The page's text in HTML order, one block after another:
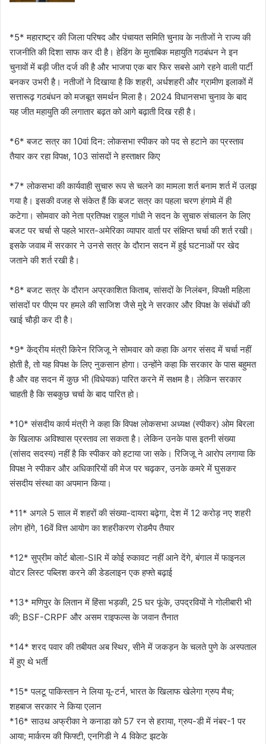
*5* महाराष्ट्र की जिला परिषद और पंचायत समिति चुनाव के नतीजों ने राज्य की
राजनीति की दिशा साफ कर दी है। हेडिंग के मुताबिक महायुति गठबंधन ने इन
चुनावों में बड़ी जीत दर्ज की है और भाजपा एक बार फिर सबसे आगे रहने वाली पार्टी
बनकर उभरी है। नतीजों ने दिखाया है कि शहरी, अर्धशहरी और ग्रामीण इलाकों में
सत्तारूढ़ गठबंधन को मजबूत समर्थन मिला है। 2024 विधानसभा चुनाव के बाद
यह जीत महायुति की लगातार बढ़त को आगे बढ़ाती दिख रही है।
*6* बजट सत्र का 10वां दिन: लोकसभा स्पीकर को पद से हटाने का प्रस्ताव
तैयार कर रहा विपक्ष, 103 सांसदों ने हस्ताक्षर किए
*7* लोकसभा की कार्यवाही सुचारु रूप से चलने का मामला शर्त बनाम शर्त में उलझ
गया है। इसकी वजह से संकेत हैं कि बजट सत्र का पहला चरण हंगामे में ही
कटेगा। सोमवार को नेता प्रतिपक्ष राहुल गांधी ने सदन के सुचारु संचालन के लिए
बजट पर चर्चा से पहले भारत-अमेरिका व्यापार वार्ता पर संक्षिप्त चर्चा की शर्त रखी।
इसके जवाब में सरकार ने उनसे सत्र के दौरान सदन में हुई घटनाओं पर खेद
जताने की शर्त रखी है।
*8* बजट सत्र के दौरान अप्रकाशित किताब, सांसदों के निलंबन, विपक्षी महिला
सांसदों पर पीएम पर हमले की साजिश जैसे मुद्दे ने सरकार और विपक्ष के संबंधों की
खाई चौड़ी कर दी है।
*9* केंद्रीय मंत्री किरेन रिजिजू ने सोमवार को कहा कि अगर संसद में चर्चा नहीं
होती है, तो यह विपक्ष के लिए नुकसान होगा। उन्होंने कहा कि सरकार के पास बहुमत
है और वह सदन में कुछ भी (विधेयक) पारित करने में सक्षम है। लेकिन सरकार
चाहती है कि सबकुछ चर्चा के बाद पारित हो।
*10* संसदीय कार्य मंत्री ने कहा कि विपक्ष लोकसभा अध्यक्ष (स्पीकर) ओम बिरला
के खिलाफ अविश्वास प्रस्ताव ला सकता है। लेकिन उनके पास इतनी संख्या
(सांसद सदस्य) नहीं है कि स्पीकर को हटाया जा सके। रिजिजू ने आरोप लगाया कि
विपक्ष ने स्पीकर और अधिकारियों की मेज पर चढ़कर, उनके कमरे में घुसकर
संसदीय संस्था का अपमान किया।
*11* अगले 5 साल में शहरों की संख्या-दायरा बढ़ेगा, देश में 12 करोड़ नए शहरी
लोग होंगे, 16वें वित्त आयोग का शहरीकरण रोडमैप तैयार
*12* सुप्रीम कोर्ट बोला-SIR में कोई रुकावट नहीं आने देंगे, बंगाल में फाइनल
वोटर लिस्ट पब्लिश करने की डेडलाइन एक हफ्ते बढ़ाई
*13* मणिपुर के लितान में हिंसा भड़की, 25 घर फूंके, उपद्रवियों ने गोलीबारी भी
की; BSF-CRPF और असम राइफल्स के जवान तैनात
*14* शरद पवार की तबीयत अब स्थिर, सीने में जकड़न के चलते पुणे के अस्पताल
में हुए थे भर्ती
*15* पलटू पाकिस्तान ने लिया यू-टर्न, भारत के खिलाफ खेलेगा ग्रुप मैच;
शहबाज सरकार ने किया एलान
*16* साउथ अफ्रीका ने कनाडा को 57 रन से हराया, ग्रुप-डी में नंबर-1 पर
आया; मार्करम की फिफ्टी, एनगिडी ने 4 विकेट झटके